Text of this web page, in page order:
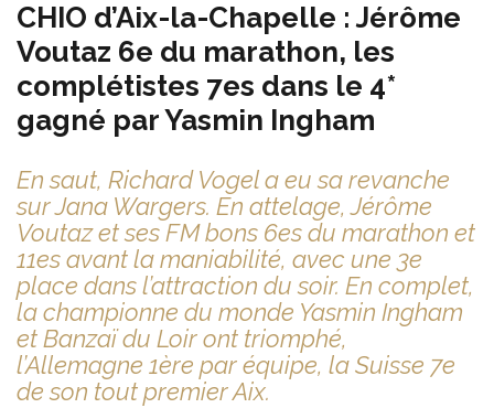
CHIO d’Aix-la-Chapelle : Jérôme
Voutaz 6e du marathon, les
complétistes 7es dans le 4*
gagné par Yasmin Ingham
En saut, Richard Vogel a eu sa revanche
sur Jana Wargers. En attelage, Jérôme
Voutaz et ses FM bons 6es du marathon et
11es avant la maniabilité, avec une 3e
place dans l’attraction du soir. En complet,
la championne du monde Yasmin Ingham
et Banzaï du Loir ont triomphé,
l’Allemagne 1ère par équipe, la Suisse 7e
de son tout premier Aix.